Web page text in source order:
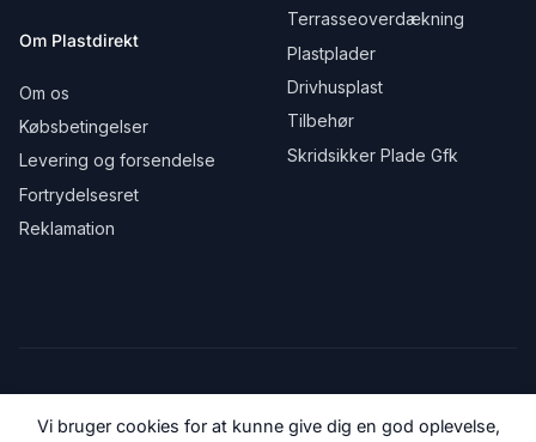
Om Plastdirekt
Om os
Købsbetingelser
Levering og forsendelse
Fortrydelsesret
Reklamation
Terrasseoverdækning
Plastplader
Drivhusplast
Tilbehør
Skridsikker Plade Gfk
Vi bruger cookies for at kunne give dig en god oplevelse,